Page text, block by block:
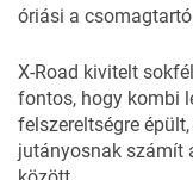
óriási a
X-Road kivitelt
fontos, hogy kombi
felszereltségre
jutányosnak számít